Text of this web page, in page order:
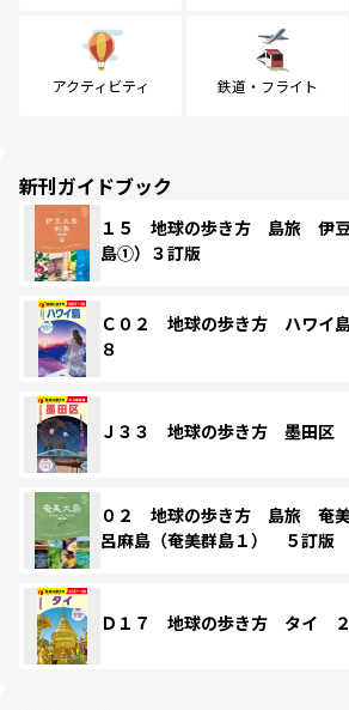
アクティビティ 鉄道・フライト
新刊ガイドブック
１５ 地球の歩き方 島旅 伊
島①）３訂版
Ｃ０２ 地球の歩き方 ハワイ
８
Ｊ３３ 地球の歩き方 墨田区
０２ 地球の歩き方 島旅 奄
呂麻島（奄美群島１） ５訂版
Ｄ１７ 地球の歩き方 タイ ２